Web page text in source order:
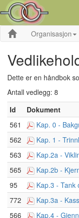
Organisasjon
Dette er en håndbok
Antall vedlegg: 8
Id
Dokument
561
Kap. 0 -
562
Kap. 1 -
563
Kap.2a -
565
Kap.2b -
95
Kap.3 - Tank
772
Kap.3a -
566
Kap.4 -